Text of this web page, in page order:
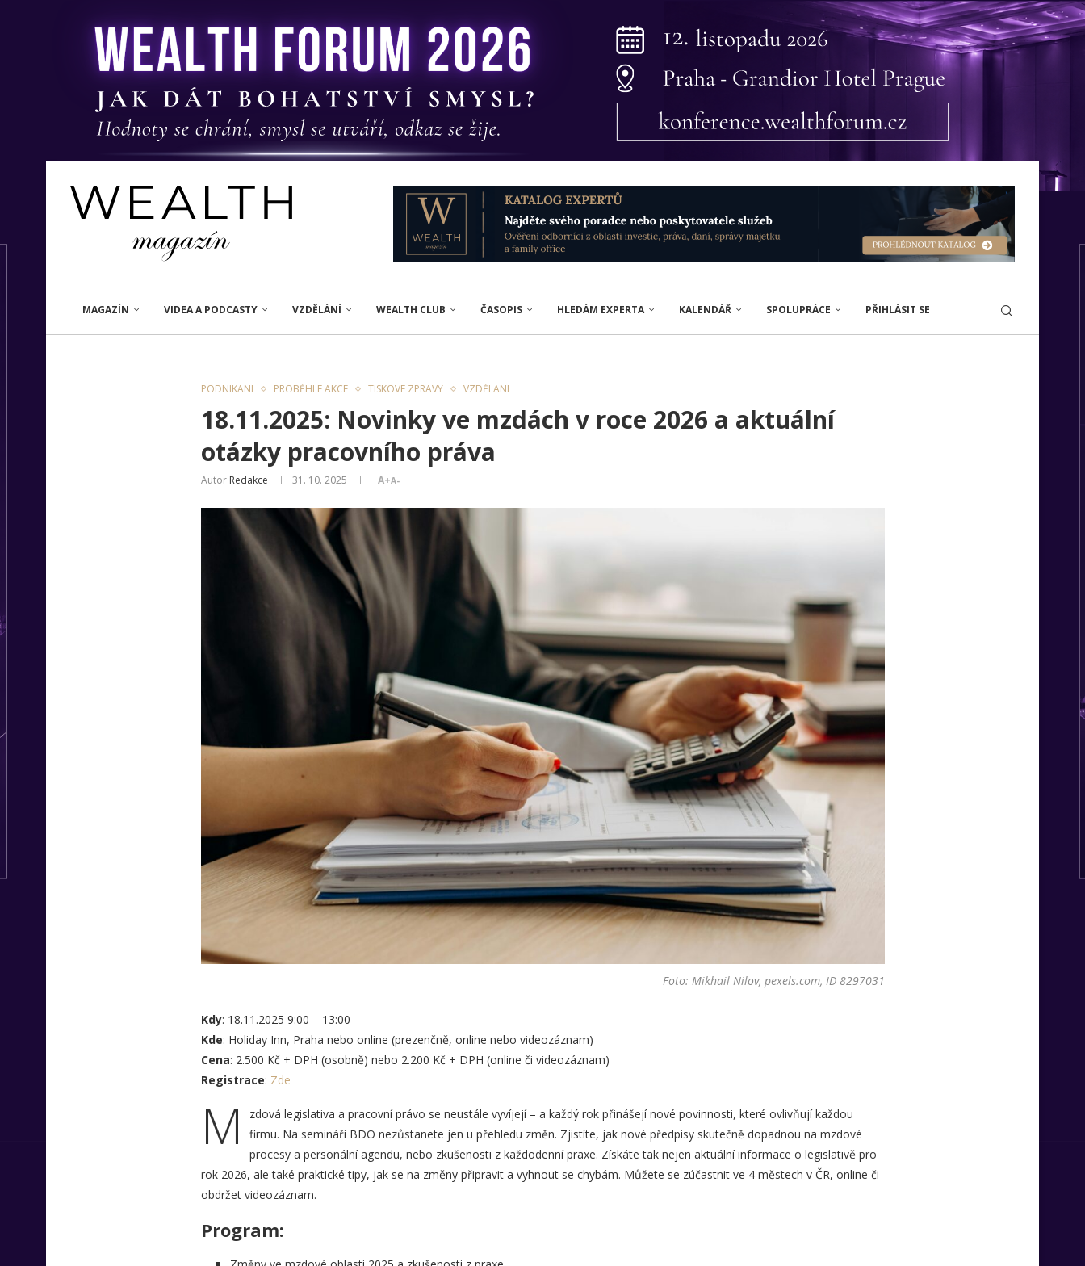
MAGAZÍN VIDEA A PODCASTY VZDĚLÁNÍ WEALTH CLUB ČASOPIS HLEDÁM EXPERTA KALENDÁŘ SPOLUPRÁCE PŘIHLÁSIT SE
PODNIKÁNÍ PROBĚHLÉ AKCE TISKOVÉ ZPRÁVY VZDĚLÁNÍ
18.11.2025: Novinky ve mzdách v roce 2026 a aktuální
otázky pracovního práva
Autor Redakce 31. 10. 2025 A+A-
Foto: Mikhail Nilov, pexels.com, ID 8297031
Kdy: 18.11.2025 9:00 – 13:00
Kde: Holiday Inn, Praha nebo online (prezenčně, online nebo videozáznam)
Cena: 2.500 Kč + DPH (osobně) nebo 2.200 Kč + DPH (online či videozáznam)
Registrace: Zde
M
zdová legislativa a pracovní právo se neustále vyvíjejí – a každý rok přinášejí nové povinnosti, které ovlivňují každou
firmu. Na semináři BDO nezůstanete jen u přehledu změn. Zjistíte, jak nové předpisy skutečně dopadnou na mzdové
procesy a personální agendu, nebo zkušenosti z každodenní praxe. Získáte tak nejen aktuální informace o legislativě pro
rok 2026, ale také praktické tipy, jak se na změny připravit a vyhnout se chybám. Můžete se zúčastnit ve 4 městech v ČR, online či
obdržet videozáznam.
Program: